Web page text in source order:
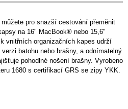
pro snazší cestování přeměnit
na 16" MacBook® nebo 15,6"
vnitřních organizačních kapes udrží
batohu nebo brašny, a odnímatelný
pohodlné nošení brašny. Vyrobeno
1680 s certifikací GRS se zipy YKK.